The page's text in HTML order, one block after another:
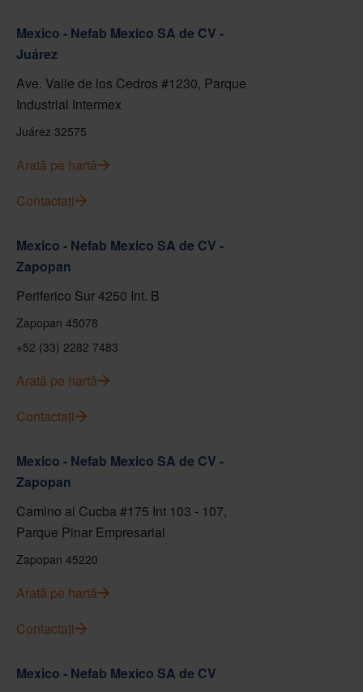
Mexico - Nefab Mexico SA de CV -
Juárez
Ave. Valle de los Cedros #1230, Parque
Industrial Intermex
Juárez 32575
Arată pe hartă
Contactați
Mexico - Nefab Mexico SA de CV -
Zapopan
Periferico Sur 4250 Int. B
Zapopan 45078
+52 (33) 2282 7483
Arată pe hartă
Contactați
Mexico - Nefab Mexico SA de CV -
Zapopan
Camino al Cucba #175 Int 103 - 107,
Parque Pinar Empresarial
Zapopan 45220
Arată pe hartă
Contactați
Mexico - Nefab Mexico SA de CV